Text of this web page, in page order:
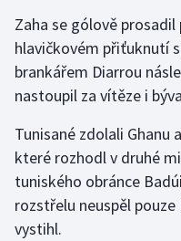
Judo
Krasobruslení
Lyže a snowboard
Moderní pětiboj
Zaha se gólově
hlavičkovém přiťuknutí
brankářem Diarrou
nastoupil za vítěze i
Tunisané zdolali Ghanu
které rozhodl v druhé
tuniského obránce
rozstřelu neuspěl
vystihl.